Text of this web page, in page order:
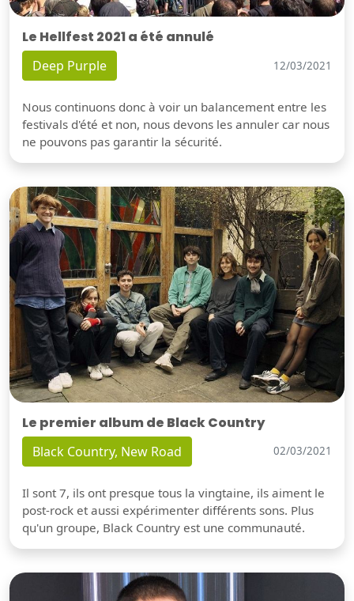
Le Hellfest 2021 a été annulé
Deep Purple 12/03/2021
Nous continuons donc à voir un balancement entre les
festivals d'été et non, nous devons les annuler car nous
ne pouvons pas garantir la sécurité.
Le premier album de Black Country
Black Country, New Road 02/03/2021
Il sont 7, ils ont presque tous la vingtaine, ils aiment le
post-rock et aussi expérimenter différents sons. Plus
qu'un groupe, Black Country est une communauté.